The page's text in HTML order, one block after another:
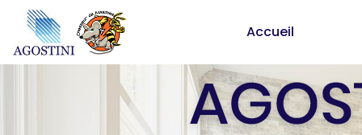
contenu
Accueil